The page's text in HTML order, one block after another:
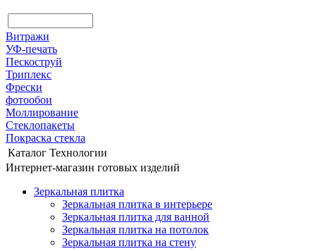
Витражи
УФ-печать
Пескоструй
Триплекс
Фрески
фотообои
Моллирование
Стеклопакеты
Покраска стекла
Каталог Технологии
Интернет-магазин готовых изделий
Зеркальная плитка
Зеркальная плитка в интерьере
Зеркальная плитка для ванной
Зеркальная плитка на потолок
Зеркальная плитка на стену